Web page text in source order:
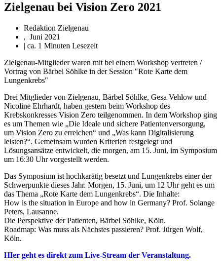
Zielgenau bei Vision Zero 2021
Redaktion Zielgenau
, Juni 2021
| ca. 1 Minuten Lesezeit
Zielgenau-Mitglieder waren mit bei einem Workshop vertreten /
Vortrag von Bärbel Söhlke in der Session "Rote Karte dem
Lungenkrebs"
Drei Mitglieder von Zielgenau, Bärbel Söhlke, Gesa Vehlow und
Nicoline Ehrhardt, haben gestern beim Workshop des
Krebskonkresses Vision Zero teilgenommen. In dem Workshop ging
es um Themen wie „Die Ideale und sichere Patientenversorgung,
um Vision Zero zu erreichen“ und „Was kann Digitalisierung
leisten?“. Gemeinsam wurden Kriterien festgelegt und
Lösungsansätze entwickelt, die morgen, am 15. Juni, im Symposium
um 16:30 Uhr vorgestellt werden.
Das Symposium ist hochkarätig besetzt und Lungenkrebs einer der
Schwerpunkte dieses Jahr. Morgen, 15. Juni, um 12 Uhr geht es um
das Thema „Rote Karte dem Lungenkrebs“. Die Inhalte:
How is the situation in Europe and how in Germany? Prof. Solange
Peters, Lausanne.
Die Perspektive der Patienten, Bärbel Söhlke, Köln.
Roadmap: Was muss als Nächstes passieren? Prof. Jürgen Wolf,
Köln.
HIer geht es direkt zum Live-Stream der Veranstaltung.